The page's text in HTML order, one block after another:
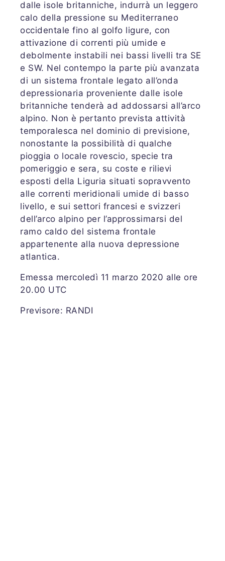
dalle isole britanniche, indurrà un leggero
calo della pressione su Mediterraneo
occidentale fino al golfo ligure, con
attivazione di correnti più umide e
debolmente instabili nei bassi livelli tra SE
e SW. Nel contempo la parte più avanzata
di un sistema frontale legato all’onda
depressionaria proveniente dalle isole
britanniche tenderà ad addossarsi all’arco
alpino. Non è pertanto prevista attività
temporalesca nel dominio di previsione,
nonostante la possibilità di qualche
pioggia o locale rovescio, specie tra
pomeriggio e sera, su coste e rilievi
esposti della Liguria situati sopravvento
alle correnti meridionali umide di basso
livello, e sui settori francesi e svizzeri
dell’arco alpino per l’approssimarsi del
ramo caldo del sistema frontale
appartenente alla nuova depressione
atlantica.
Emessa mercoledì 11 marzo 2020 alle ore
20.00 UTC
Previsore: RANDI